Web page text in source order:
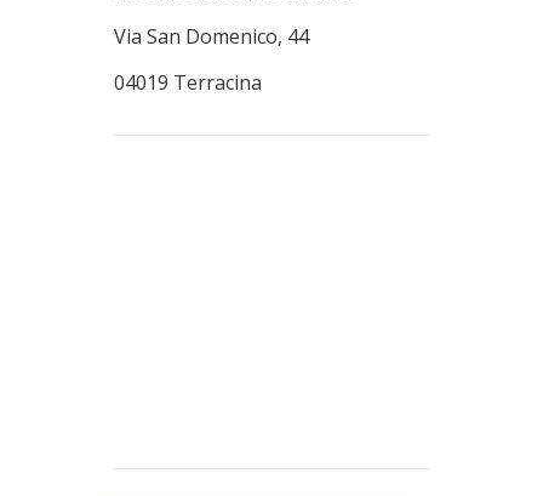
Via San Domenico, 44
04019 Terracina